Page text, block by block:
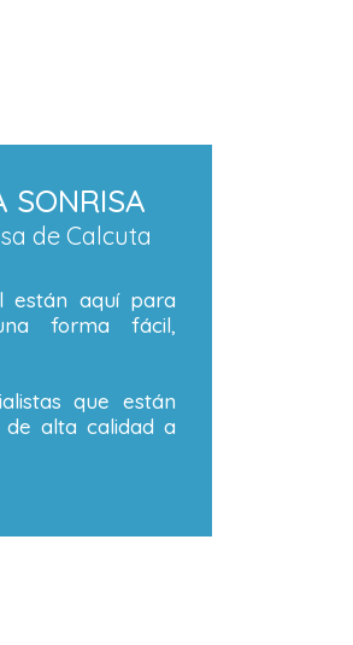
SONRISA
de Calcuta
están aquí para
forma fácil,
que están
alta calidad a